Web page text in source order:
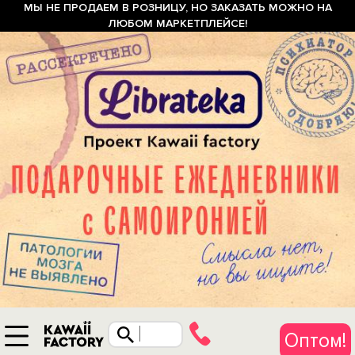
МЫ НЕ ПРОДАЕМ В РОЗНИЦУ, НО ЗАКАЗАТЬ МОЖНО НА
ЛЮБОМ МАРКЕТПЛЕЙСЕ!
Оптом!